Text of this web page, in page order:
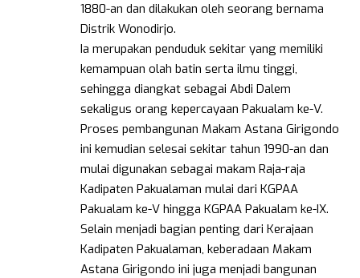
1880-an dan dilakukan oleh seorang bernama
Distrik Wonodirjo.
Ia merupakan penduduk sekitar yang memiliki
kemampuan olah batin serta ilmu tinggi,
sehingga diangkat sebagai Abdi Dalem
sekaligus orang kepercayaan Pakualam ke-V.
Proses pembangunan Makam Astana Girigondo
ini kemudian selesai sekitar tahun 1990-an dan
mulai digunakan sebagai makam Raja-raja
Kadipaten Pakualaman mulai dari KGPAA
Pakualam ke-V hingga KGPAA Pakualam ke-IX.
Selain menjadi bagian penting dari Kerajaan
Kadipaten Pakualaman, keberadaan Makam
Astana Girigondo ini juga menjadi bangunan